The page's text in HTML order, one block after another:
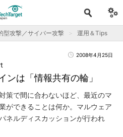
型攻撃／サイバー攻撃 運用＆Tips
2008年4月25日
ンは「情報共有の輪」
策で間に合わないほど、最近のマ
ができることは何か。マルウェア
ネルディスカッションが行われ